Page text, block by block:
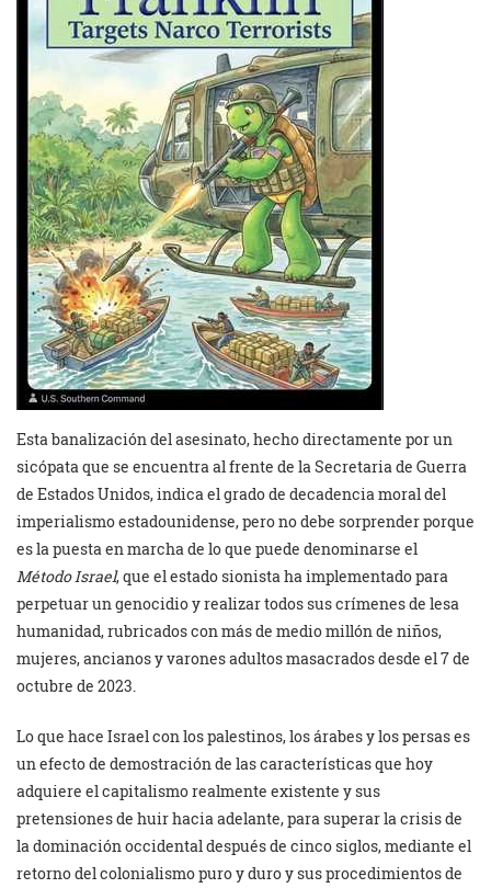
Esta banalización del asesinato, hecho directamente por un
sicópata que se encuentra al frente de la Secretaria de Guerra
de Estados Unidos, indica el grado de decadencia moral del
imperialismo estadounidense, pero no debe sorprender porque
es la puesta en marcha de lo que puede denominarse el
Método Israel, que el estado sionista ha implementado para
perpetuar un genocidio y realizar todos sus crímenes de lesa
humanidad, rubricados con más de medio millón de niños,
mujeres, ancianos y varones adultos masacrados desde el 7 de
octubre de 2023.
Lo que hace Israel con los palestinos, los árabes y los persas es
un efecto de demostración de las características que hoy
adquiere el capitalismo realmente existente y sus
pretensiones de huir hacia adelante, para superar la crisis de
la dominación occidental después de cinco siglos, mediante el
retorno del colonialismo puro y duro y sus procedimientos de